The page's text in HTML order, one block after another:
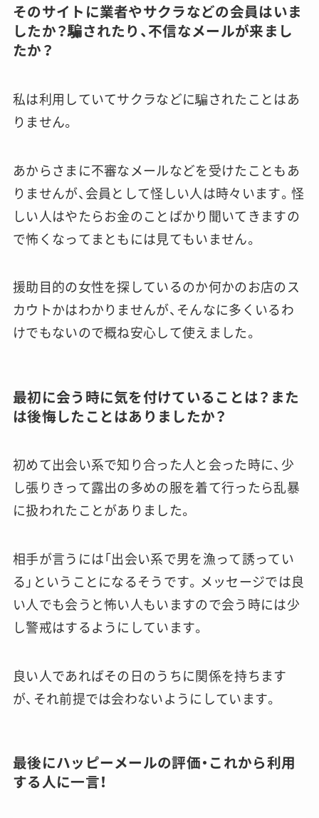
そのサイトに業者やサクラなどの会員はいま
したか？騙されたり、不信なメールが来まし
たか？
私は利用していてサクラなどに騙されたことはあ
りません。
あからさまに不審なメールなどを受けたこともあ
りませんが、会員として怪しい人は時々います。怪
しい人はやたらお金のことばかり聞いてきますの
で怖くなってまともには見てもいません。
援助目的の女性を探しているのか何かのお店のス
カウトかはわかりませんが、そんなに多くいるわ
けでもないので概ね安心して使えました。
最初に会う時に気を付けていることは？また
は後悔したことはありましたか？
初めて出会い系で知り合った人と会った時に、少
し張りきって露出の多めの服を着て行ったら乱暴
に扱われたことがありました。
相手が言うには「出会い系で男を漁って誘ってい
る」ということになるそうです。メッセージでは良
い人でも会うと怖い人もいますので会う時には少
し警戒はするようにしています。
良い人であればその日のうちに関係を持ちます
が、それ前提では会わないようにしています。
最後にハッピーメールの評価・これから利用
する人に一言！